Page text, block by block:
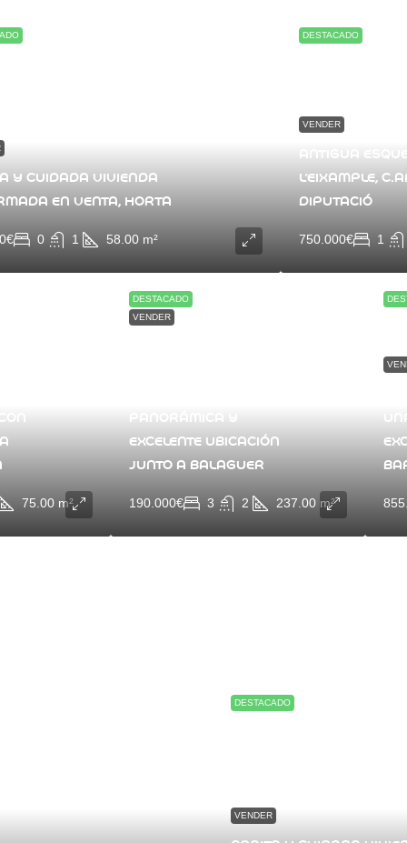
Y CUIDADA VIVIENDA
EN VENTA, HORTA
0 1 58.00 m²
VENDER
L’EIXAMPLE,
DIPUTACIÓ
750.000€ 1
DESTACADO
75.00 m²
VENDER
EXCELENTE UBICACIÓN
JUNTO A BALAGUER
190.000€ 3 2 237.00 m²
DESTACADO
VENDER
DESTACADO